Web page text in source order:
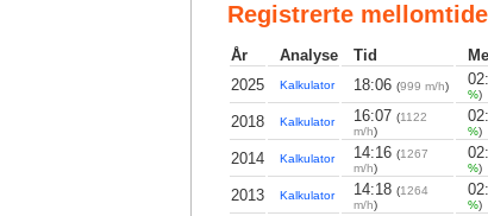
Registrerte
År Analyse Tid
2025
Kalkulator 18:06 (999 m/h)
%)
2018 Kalkulator 16:07 (1122
m/h)
%)
2014 Kalkulator 14:16 (1267
m/h)
%)
2013 Kalkulator 14:18 (1264
m/h)
%)